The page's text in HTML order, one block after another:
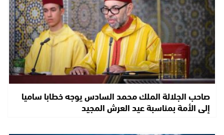
صاحب الجلالة الملك محمد السادس يوجه خطابا ساميا
إلى الأمة بمناسبة عيد العرش المجيد